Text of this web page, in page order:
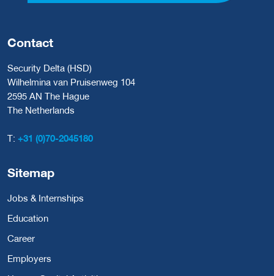
Contact
Security Delta (HSD)
Wilhelmina van Pruisenweg 104
2595 AN The Hague
The Netherlands
T: +31 (0)70-2045180
Sitemap
Jobs & Internships
Education
Career
Employers